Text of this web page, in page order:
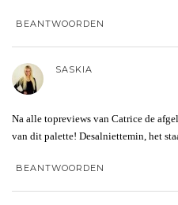
BEANTWOORDEN
SASKIA
Na alle topreviews van Catrice de
van dit palette! Desalniettemin, het
BEANTWOORDEN